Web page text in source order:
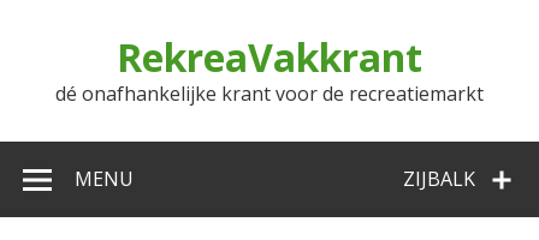
RekreaVakkrant
dé onafhankelijke krant voor de recreatiemarkt
ZIJBALK
MENU